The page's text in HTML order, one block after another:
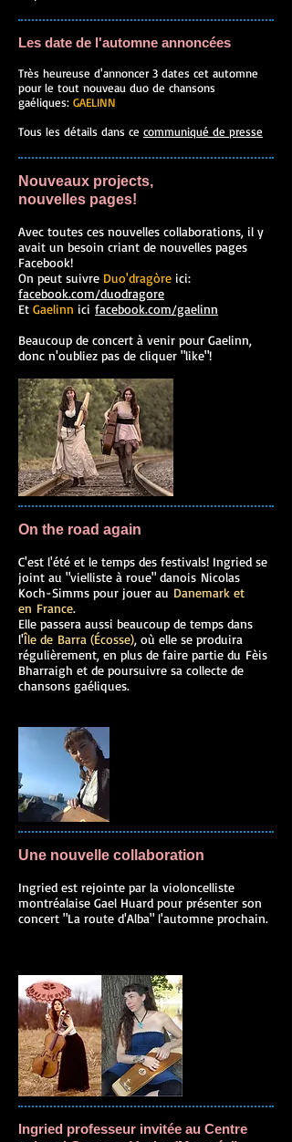
Les date de l'automne annoncées
Très heureuse d'annoncer 3 dates cet automne
pour le tout nouveau duo de chansons
gaéliques: GAELINN
Tous les détails dans ce communiqué de presse
Nouveaux projects,
nouvelles pages!
Avec toutes ces nouvelles collaborations, il y
avait un besoin criant de nouvelles pages
Facebook!
On peut suivre Duo'dragòre ici:
facebook.com/duodragore
Et Gaelinn ici facebook.com/gaelinn
Beaucoup de concert à venir pour Gaelinn,
donc n'oubliez pas de cliquer "like"!
On the road again
C'est l'été et le temps des festivals! Ingried se
joint au "vielliste à roue" danois Nicolas
Koch-Simms pour jouer au Danemark et
en France.
Elle passera aussi beaucoup de temps dans
l'Île de Barra (Écosse), où elle se produira
régulièrement, en plus de faire partie du Fèis
Bharraigh et de poursuivre sa collecte de
chansons gaéliques.
Une nouvelle collaboration
Ingried est rejointe par la violoncelliste
montréalaise Gael Huard pour présenter son
concert "La route d'Alba" l'automne prochain.
Ingried professeur invitée au Centre